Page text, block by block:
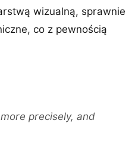
wizualną, sprawnie
co z pewnością
precisely, and